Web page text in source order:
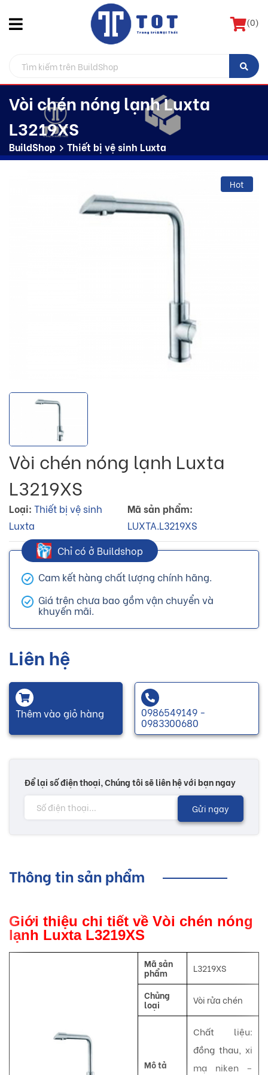
(0)
Vòi chén nóng lạnh Luxta
L3219XS
BuildShop Thiết bị vệ sinh Luxta
Hot
Vòi chén nóng lạnh Luxta
L3219XS
Loại: Thiết bị vệ sinh
Luxta
Mã sản phẩm:
LUXTA.L3219XS
Chỉ có ở Buildshop
Cam kết hàng chất lượng chính hãng.
Giá trên chưa bao gồm vận chuyển và
khuyến mãi.
Liên hệ
Thêm vào giỏ hàng 0986549149 -
0983300680
Để lại số điện thoại, Chúng tôi sẽ liên hệ với bạn ngay
Gửi ngay
Thông tin sản phẩm
Giới thiệu chi tiết về Vòi chén nóng
lạnh Luxta L3219XS
Mã sản
phẩm L3219XS
Chủng
loại Vòi rửa chén
Mô tả
Chất liệu:
đồng thau, xi
mạ niken –